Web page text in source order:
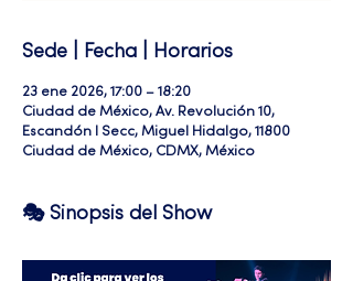
Sede | Fecha | Horarios
23 ene 2026, 17:00 – 18:20
Ciudad de México, Av. Revolución 10,
Escandón I Secc, Miguel Hidalgo, 11800
Ciudad de México, CDMX, México
🎭 Sinopsis del Show